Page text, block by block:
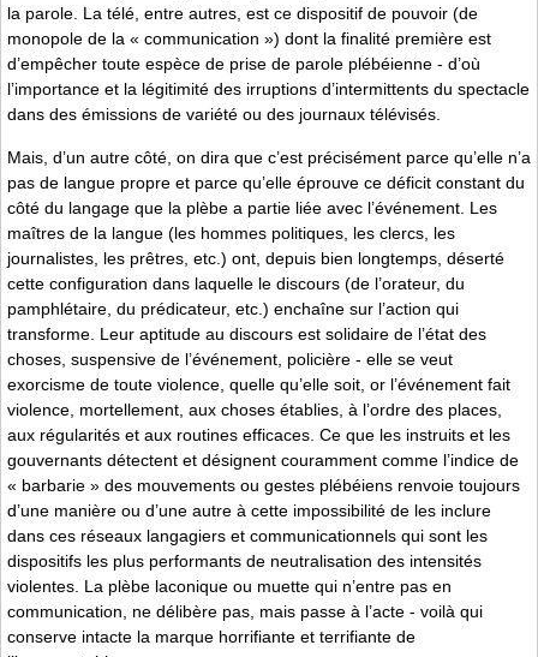
la parole. La télé, entre autres, est ce dispositif de pouvoir (de
monopole de la « communication ») dont la finalité première est
d’empêcher toute espèce de prise de parole plébéienne - d’où
l’importance et la légitimité des irruptions d’intermittents du spectacle
dans des émissions de variété ou des journaux télévisés.
Mais, d’un autre côté, on dira que c’est précisément parce qu’elle n’a
pas de langue propre et parce qu’elle éprouve ce déficit constant du
côté du langage que la plèbe a partie liée avec l’événement. Les
maîtres de la langue (les hommes politiques, les clercs, les
journalistes, les prêtres, etc.) ont, depuis bien longtemps, déserté
cette configuration dans laquelle le discours (de l’orateur, du
pamphlétaire, du prédicateur, etc.) enchaîne sur l’action qui
transforme. Leur aptitude au discours est solidaire de l’état des
choses, suspensive de l’événement, policière - elle se veut
exorcisme de toute violence, quelle qu’elle soit, or l’événement fait
violence, mortellement, aux choses établies, à l’ordre des places,
aux régularités et aux routines efficaces. Ce que les instruits et les
gouvernants détectent et désignent couramment comme l’indice de
« barbarie » des mouvements ou gestes plébéiens renvoie toujours
d’une manière ou d’une autre à cette impossibilité de les inclure
dans ces réseaux langagiers et communicationnels qui sont les
dispositifs les plus performants de neutralisation des intensités
violentes. La plèbe laconique ou muette qui n’entre pas en
communication, ne délibère pas, mais passe à l’acte - voilà qui
conserve intacte la marque horrifiante et terrifiante de